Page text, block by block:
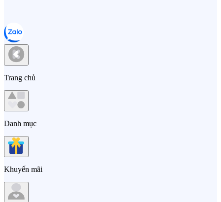
Trang chủ
Danh mục
Khuyến mãi